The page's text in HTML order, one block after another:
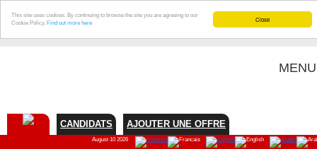
Close
This site uses cookies. By continuing to browse the site you are agreeing to our
Cookie Policy. Find out more here
MENU
CANDIDATS AJOUTER UNE OFFRE
August 10 2026